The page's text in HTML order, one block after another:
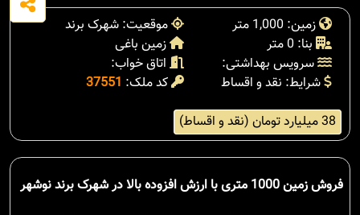
زمین: 1,000 متر
موقعیت: شهرک برند
بنا: 0 متر
زمین باغی
سرویس بهداشتی:
اتاق خواب:
شرایط: نقد و اقساط
کد ملک: 37551
38 میلیارد تومان (نقد و اقساط)
فروش زمین 1000 متری با ارزش افزوده بالا در شهرک برند نوشهر